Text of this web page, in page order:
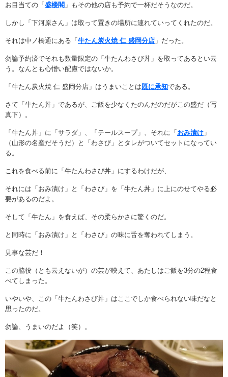
お目当ての「 盛楼閣 」もその他の店も予約で一杯だそうなのだ。
しかし「下河原さん」は取って置きの場所に連れていってくれたのだ。
それは中ノ橋通にある「 牛たん炭火焼 仁 盛岡分店 」だった。
勿論予約済でそれも数量限定の「牛たんわさび丼」を取ってあるとい云
う。なんとも心憎い配慮ではないか。
「牛たん炭火焼 仁 盛岡分店」はうまいことは 既に承知である。
さて「牛たん丼」であるが、ご飯を少なくたのんだのだがこの盛だ（写
真下）。
「牛たん丼」に「サラダ」、「テールスープ」、それに「 おみ漬け 」
（山形の名産だそうだ）と「わさび」とタレがついてセットになってい
る。
これを食べる前に「牛たんわさび丼」にするわけだが、
それには「おみ漬け」と「わさび」を「牛たん丼」に上にのせてやる必
要があるのだよ。
そして「牛たん」を食えば、その柔らかさに驚くのだ。
と同時に「おみ漬け」と「わさび」の味に舌を奪われてしまう。
見事な芸だ！
この脇役（とも云えないが）の芸が映えて、あたしはご飯を3分の2程食
べてしまった。
いやいや、この「牛たんわさび丼」はここでしか食べられない味だなと
思ったのだ。
勿論、うまいのだよ（笑）。